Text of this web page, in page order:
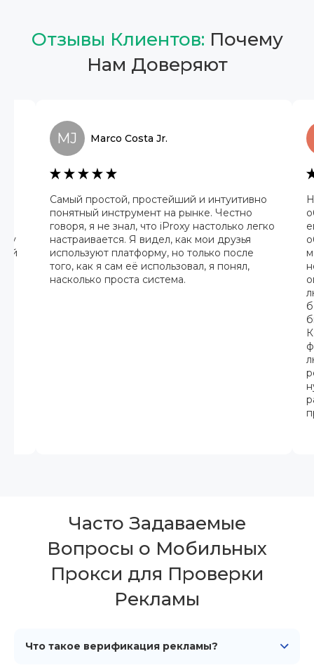
Отзывы Клиентов: Почему
Нам Доверяют
MJ Marco Costa Jr.
Самый простой, простейший и интуитивно
понятный инструмент на рынке. Честно
говоря, я не знал, что iProxy настолько легко
настраивается. Я видел, как мои друзья
используют платформу, но только после
того, как я сам её использовал, я понял,
насколько проста система.
Часто Задаваемые
Вопросы о Мобильных
Прокси для Проверки
Рекламы
Что такое верификация рекламы?